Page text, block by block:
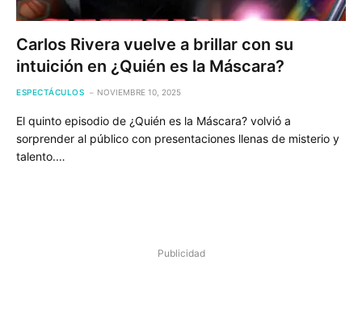
Carlos Rivera vuelve a brillar con su
intuición en ¿Quién es la Máscara?
ESPECTÁCULOS NOVIEMBRE 10, 2025
El quinto episodio de ¿Quién es la Máscara? volvió a
sorprender al público con presentaciones llenas de misterio y
talento.…
Publicidad